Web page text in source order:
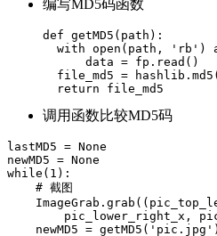
编写MD5码函数
def getMD5(path):
with open(path, 'rb')
      data = fp.read()
file_md5 =
  return file_md5
调用函数比较MD5码
lastMD5 = None
newMD5 = None
while(1):
    # 截图
pic_lower_right_x,
    newMD5 = getMD5('pic.jpg')